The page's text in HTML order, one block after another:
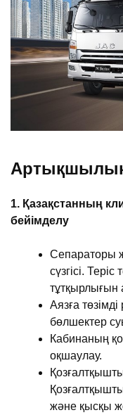
1. Қазақстанның
бейімделу
Сепараторы
сүзгісі.
тұтқырлығын
Аязға
бөлшектер
Кабинаның
оқшаулау.
және қысқы